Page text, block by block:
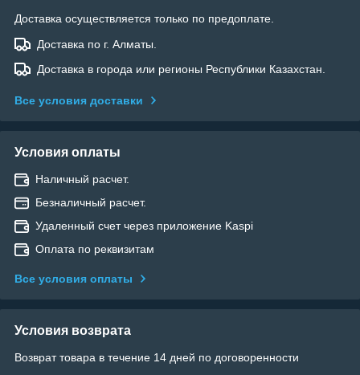
Доставка осуществляется только по предоплате.
Доставка по г. Алматы.
Доставка в города или регионы Республики Казахстан.
Все условия доставки
Условия оплаты
Наличный расчет.
Безналичный расчет.
Удаленный счет через приложение Kaspi
Оплата по реквизитам
Все условия оплаты
Условия возврата
Возврат товара в течение 14 дней по договоренности